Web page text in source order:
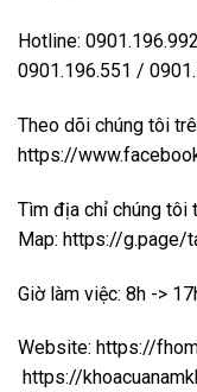
Hotline:
0901.196.551 /
Theo dõi chúng tôi
https://
Tìm địa chỉ chúng tôi
Map: https://g.page/
Giờ làm việc: 8h ->
Website: https://
https://